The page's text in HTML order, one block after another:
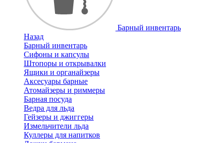
Барный инвентарь
Назад
Барный инвентарь
Сифоны и капсулы
Штопоры и открывалки
Ящики и органайзеры
Аксесуары барные
Атомайзеры и риммеры
Барная посуда
Ведра для льда
Гейзеры и джиггеры
Измельчители льда
Куллеры для напитков